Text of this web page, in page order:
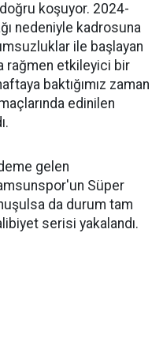
koşuyor. 2024-
nedeniyle kadrosuna
ile başlayan
rağmen etkileyici bir
baktığımız zaman
edinilen
gelen
Süper
da durum tam
serisi yakalandı.